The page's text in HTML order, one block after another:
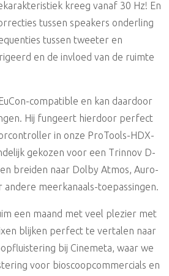
kreeg vanaf 30 Hz! En
tussen speakers onderling
tussen tweeter en
en de invloed van de ruimte
compatible en kan daardoor
Hij fungeert hierdoor perfect
in onze ProTools-HDX-
gekozen voor een Trinnov D-
breiden naar Dolby Atmos, Auro-
andere meerkanaals-toepassingen.
een maand met veel plezier met
blijken perfect te vertalen naar
bij Cinemeta, waar we
voor bioscoopcommercials en